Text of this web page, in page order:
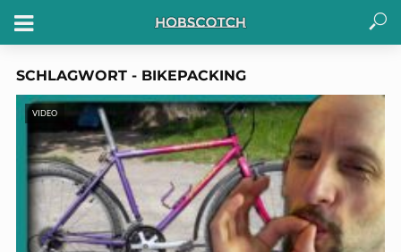
SCHLAGWORT - BIKEPACKING
VIDEO